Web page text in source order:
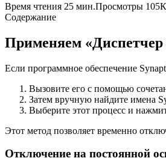
Время чтения 25 мин.Просмотры 105
Содержание
Применяем «Диспетчер
Если программное обеспечение
Вызовите его с помощью
Затем вручную найдите имена
Выберите этот процесс и
Этот метод позволяет временно
Отключение на постоянной